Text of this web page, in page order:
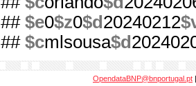
## $e0$z0$d 20240212
## $cmlsousa$d
OpendataBNP@bnportugal.pt